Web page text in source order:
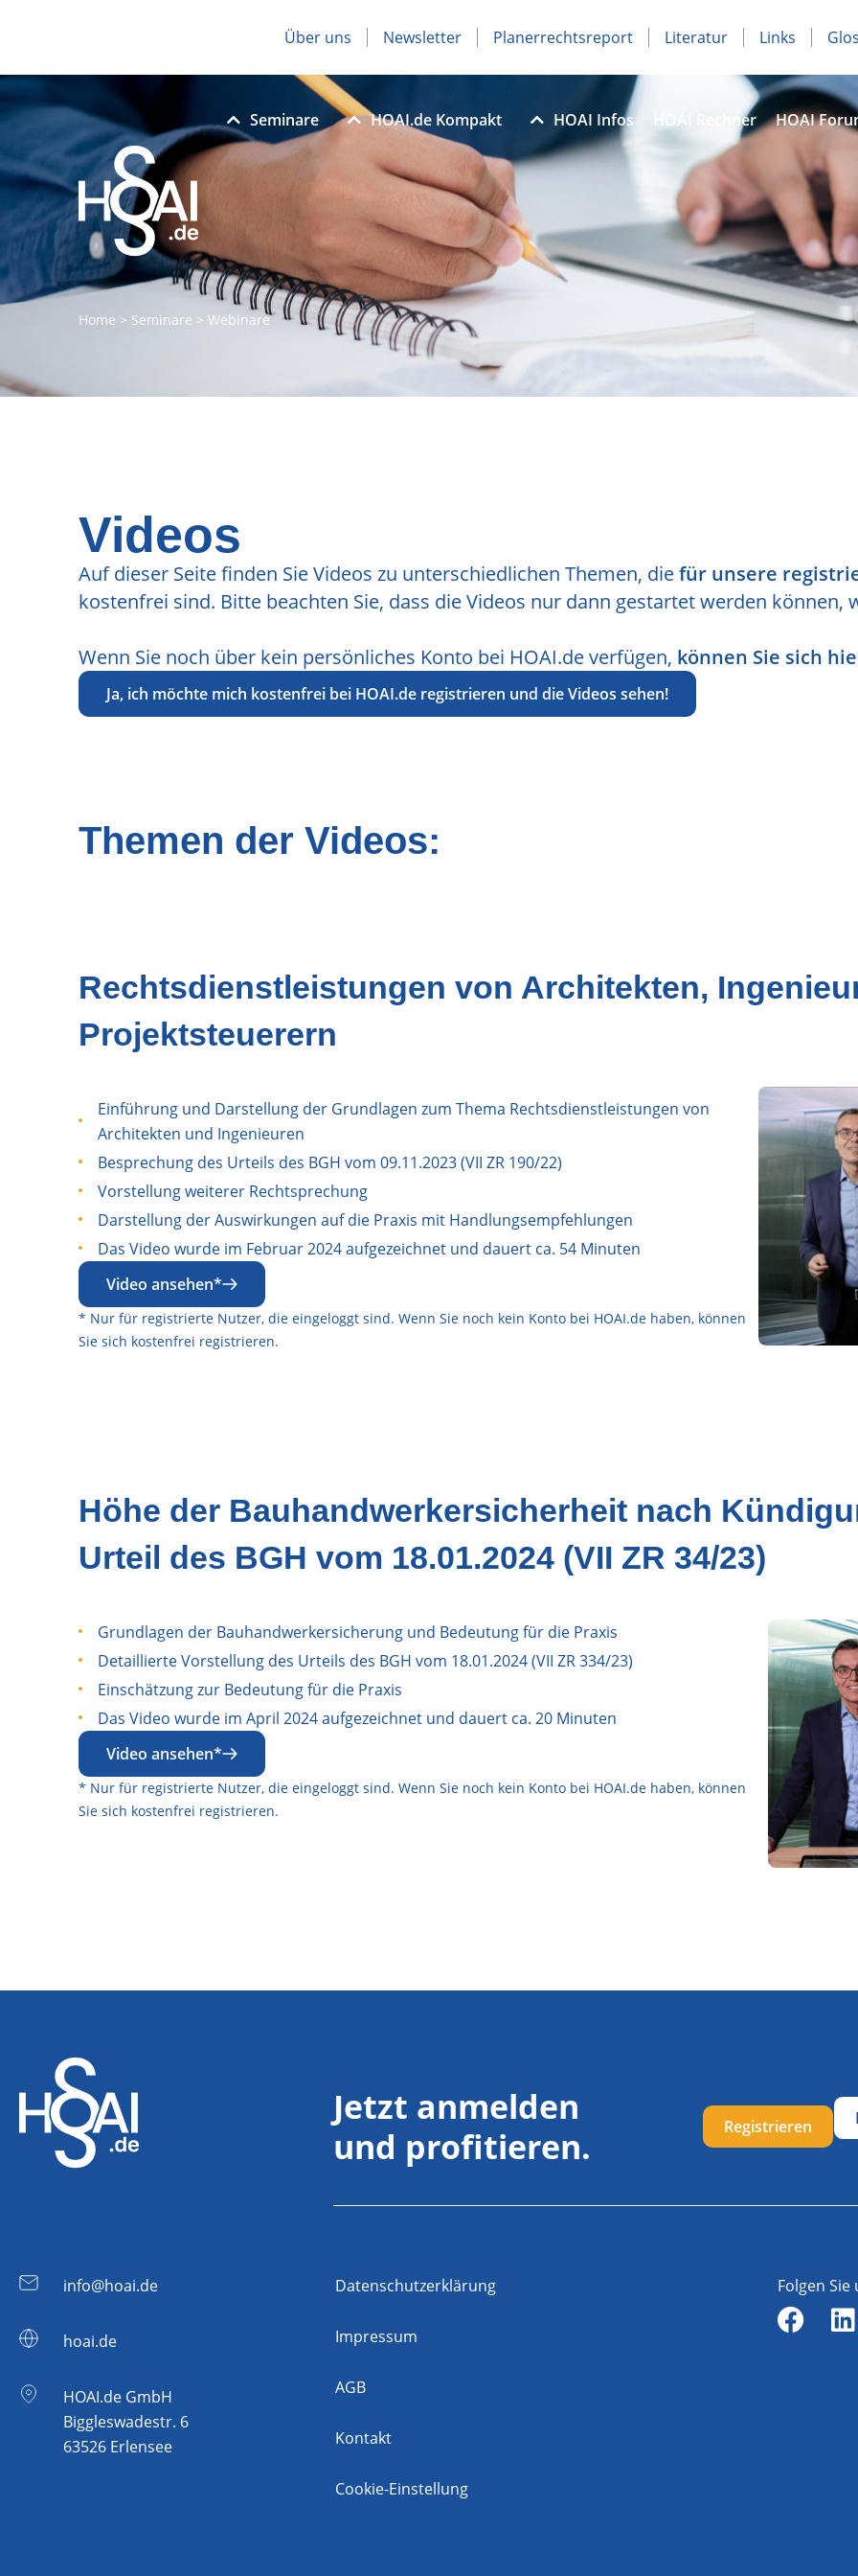
Über uns Newsletter Planerrechtsreport Literatur Links
Seminare HOAI.de Kompakt HOAI Infos HOAI Rechner HOAI
Home > Seminare > Webinare
Videos
Auf dieser Seite finden Sie Videos zu unterschiedlichen Themen, diefür unsere
kostenfrei sind. Bitte beachten Sie, dass die Videos nur dann gestartet werden können,
Wenn Sie noch über kein persönliches Konto bei HOAI.de verfügen, können Sie sich
Ja, ich möchte mich kostenfrei bei HOAI.de registrieren und die Videos sehen!
Themen der Videos:
Rechtsdienstleistungen von Architekten,
Projektsteuerern
Einführung und Darstellung der Grundlagen zum Thema Rechtsdienstleistungen von
Architekten und Ingenieuren
Besprechung des Urteils des BGH vom 09.11.2023 (VII ZR 190/22)
Vorstellung weiterer Rechtsprechung
Darstellung der Auswirkungen auf die Praxis mit Handlungsempfehlungen
Das Video wurde im Februar 2024 aufgezeichnet und dauert ca. 54 Minuten
Video ansehen*
* Nur für registrierte Nutzer, die eingeloggt sind. Wenn Sie noch kein Konto bei HOAI.de haben, können
Sie sich kostenfrei registrieren.
Höhe der Bauhandwerkersicherheit nach
Urteil des BGH vom 18.01.2024 (VII ZR 34/23)
Grundlagen der Bauhandwerkersicherung und Bedeutung für die Praxis
Detaillierte Vorstellung des Urteils des BGH vom 18.01.2024 (VII ZR 334/23)
Einschätzung zur Bedeutung für die Praxis
Das Video wurde im April 2024 aufgezeichnet und dauert ca. 20 Minuten
Video ansehen*
* Nur für registrierte Nutzer, die eingeloggt sind. Wenn Sie noch kein Konto bei HOAI.de haben, können
Sie sich kostenfrei registrieren.
Jetzt anmelden
und profitieren.
Registrieren
info@hoai.de
hoai.de
HOAI.de GmbH
Biggleswadestr. 6
63526 Erlensee
Datenschutzerklärung
Impressum
AGB
Kontakt
Cookie-Einstellung
Folgen Sie